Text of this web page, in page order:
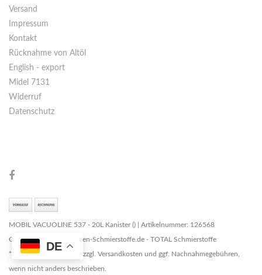
DE
Versand
Impressum
Kontakt
Rücknahme von Altöl
English - export
Midel 7131
Widerruf
Datenschutz
MOBIL VACUOLINE 537 - 20L Kanister () | Artikelnummer: 126568
Copyright © 2026 Marken-Schmierstoffe.de - TOTAL Schmierstoffe
* Alle Preise zzgl. MwSt. zzgl. Versandkosten und ggf. Nachnahmegebühren,
wenn nicht anders beschrieben.